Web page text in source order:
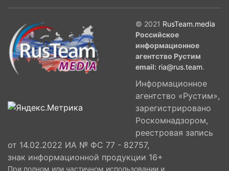
© 2021 RusTeam.media
Российское
информационное
агентство Рустим
email: ria@rus.team.
Информационное
агентство «Рустим»,
зарегистрировано
Роскомнадзором,
реестровая запись
от 14.02.2022 ИА № ФС 77 - 82757,
знак информационной продукции 16+
При полном или частичном использовании и